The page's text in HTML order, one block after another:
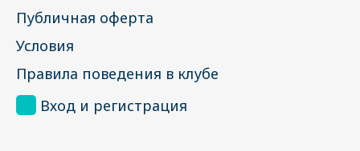
Публичная оферта
Условия
Правила поведения в клубе
Вход и регистрация